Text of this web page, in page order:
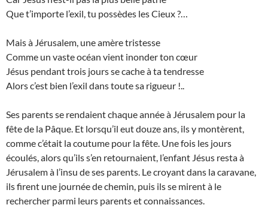
Que t’importe l’exil, tu possèdes les Cieux ?…
Mais à Jérusalem, une amère tristesse
Comme un vaste océan vient inonder ton cœur
Jésus pendant trois jours se cache à ta tendresse
Alors c’est bien l’exil dans toute sa rigueur !..
Ses parents se rendaient chaque année à Jérusalem pour la
fête de la Pâque. Et lorsqu’il eut douze ans, ils y montèrent,
comme c’était la coutume pour la fête. Une fois les jours
écoulés, alors qu’ils s’en retournaient, l’enfant Jésus resta à
Jérusalem à l’insu de ses parents. Le croyant dans la caravane,
ils firent une journée de chemin, puis ils se mirent à le
rechercher parmi leurs parents et connaissances.